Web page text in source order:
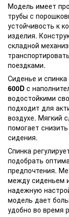
Модель имеет
трубы с
устойчивость к
изделия.
складной
поездками.
Сиденье и спинка
600D с
водостойкими
подходит для
воздухе. Мягкий
помогает
сидения.
Спинка
подобрать
предпочтения.
между сиденьем
надежную
модель дает
удобно во время